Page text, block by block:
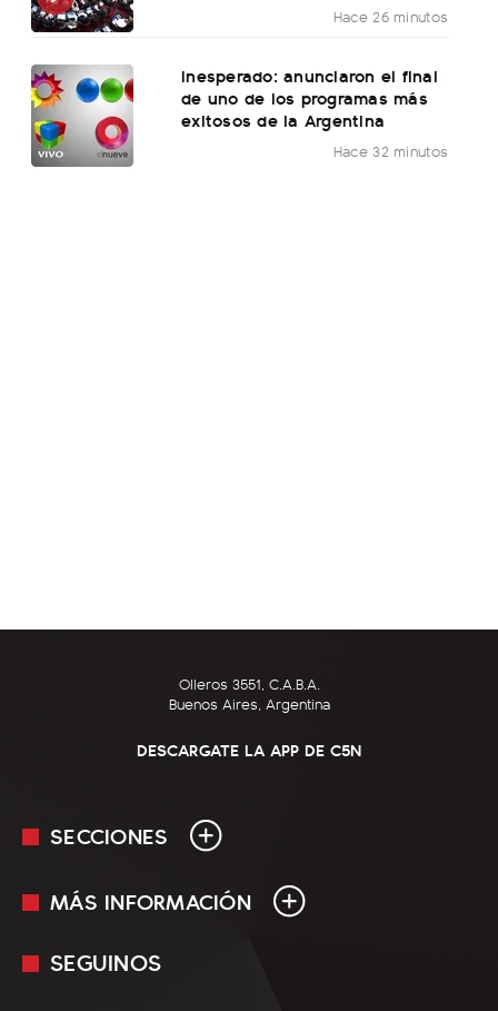
Hace 26 minutos
Inesperado: anunciaron el final
de uno de los programas más
exitosos de la Argentina
Hace 32 minutos
Olleros 3551, C.A.B.A.
Buenos Aires, Argentina
DESCARGATE LA APP DE C5N
SECCIONES
En Vivo
MÁS INFORMACIÓN
Mediakit
SEGUINOS